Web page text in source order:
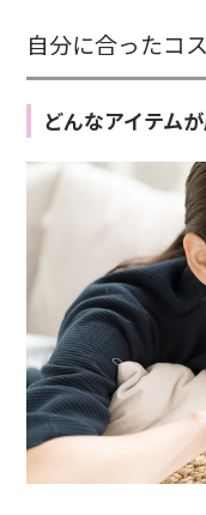
自分に合ったコ
どんなアイテム